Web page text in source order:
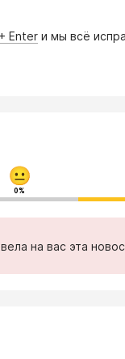
Enter и мы всё
0%
на вас эта